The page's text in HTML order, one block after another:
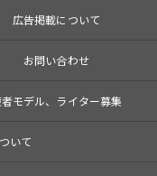
広告掲載について
お問い合わせ
モデル、ライター募集
いて